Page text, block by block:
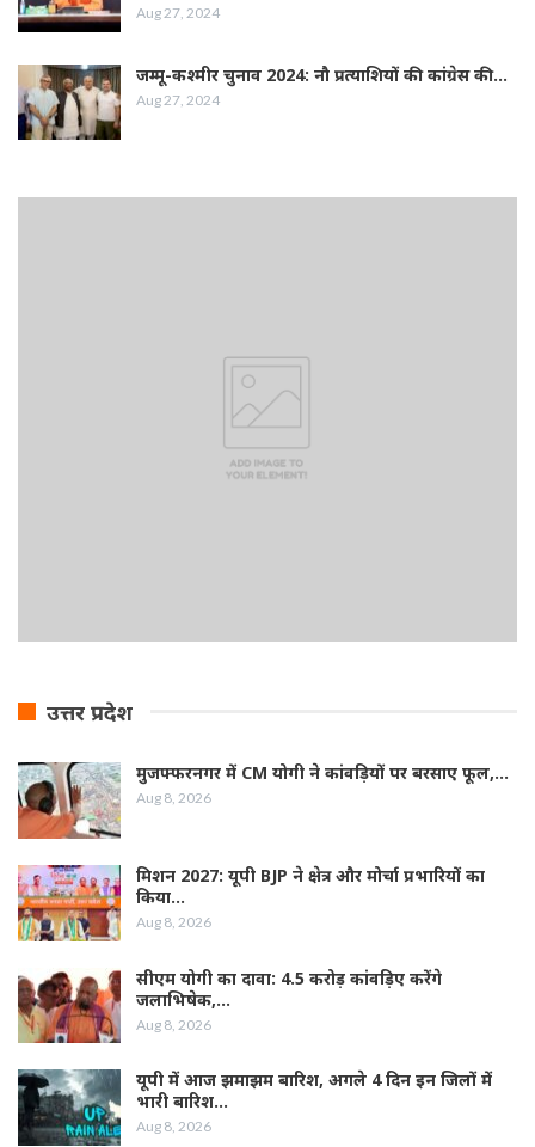
Aug 27, 2024
जम्‍मू-कश्‍मीर चुनाव 2024: नौ प्रत्‍याशियों की कांग्रेस की…
Aug 27, 2024
उत्तर प्रदेश
मुजफ्फरनगर में CM योगी ने कांवड़ियों पर बरसाए फूल,…
Aug 8, 2026
मिशन 2027: यूपी BJP ने क्षेत्र और मोर्चा प्रभारियों का
किया…
Aug 8, 2026
सीएम योगी का दावा: 4.5 करोड़ कांवड़िए करेंगे
जलाभिषेक,…
Aug 8, 2026
यूपी में आज झमाझम बारिश, अगले 4 दिन इन जिलों में
भारी बारिश…
Aug 8, 2026